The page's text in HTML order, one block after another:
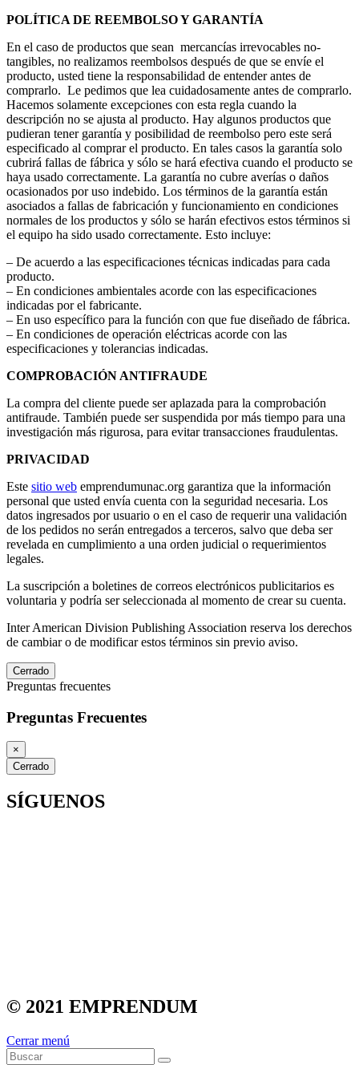
POLÍTICA DE REEMBOLSO Y GARANTÍA
En el caso de productos que sean mercancías irrevocables no-
tangibles, no realizamos reembolsos después de que se envíe el
producto, usted tiene la responsabilidad de entender antes de
comprarlo. Le pedimos que lea cuidadosamente antes de comprarlo.
Hacemos solamente excepciones con esta regla cuando la
descripción no se ajusta al producto. Hay algunos productos que
pudieran tener garantía y posibilidad de reembolso pero este será
especificado al comprar el producto. En tales casos la garantía solo
cubrirá fallas de fábrica y sólo se hará efectiva cuando el producto se
haya usado correctamente. La garantía no cubre averías o daños
ocasionados por uso indebido. Los términos de la garantía están
asociados a fallas de fabricación y funcionamiento en condiciones
normales de los productos y sólo se harán efectivos estos términos si
el equipo ha sido usado correctamente. Esto incluye:
– De acuerdo a las especificaciones técnicas indicadas para cada
producto.
– En condiciones ambientales acorde con las especificaciones
indicadas por el fabricante.
– En uso específico para la función con que fue diseñado de fábrica.
– En condiciones de operación eléctricas acorde con las
especificaciones y tolerancias indicadas.
COMPROBACIÓN ANTIFRAUDE
La compra del cliente puede ser aplazada para la comprobación
antifraude. También puede ser suspendida por más tiempo para una
investigación más rigurosa, para evitar transacciones fraudulentas.
PRIVACIDAD
Este sitio web emprendumunac.org garantiza que la información
personal que usted envía cuenta con la seguridad necesaria. Los
datos ingresados por usuario o en el caso de requerir una validación
de los pedidos no serán entregados a terceros, salvo que deba ser
revelada en cumplimiento a una orden judicial o requerimientos
legales.
La suscripción a boletines de correos electrónicos publicitarios es
voluntaria y podría ser seleccionada al momento de crear su cuenta.
Inter American Division Publishing Association reserva los derechos
de cambiar o de modificar estos términos sin previo aviso.
Cerrado
Preguntas frecuentes
Preguntas Frecuentes
×
Cerrado
SÍGUENOS
© 2021 EMPRENDUM
Cerrar menú